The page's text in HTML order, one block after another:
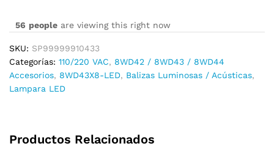
56 people are viewing this right now
SKU: SP99999910433
Categorías: 110/220 VAC, 8WD42 / 8WD43 / 8WD44
Accesorios, 8WD43X8-LED, Balizas Luminosas / Acústicas,
Lampara LED
Productos Relacionados